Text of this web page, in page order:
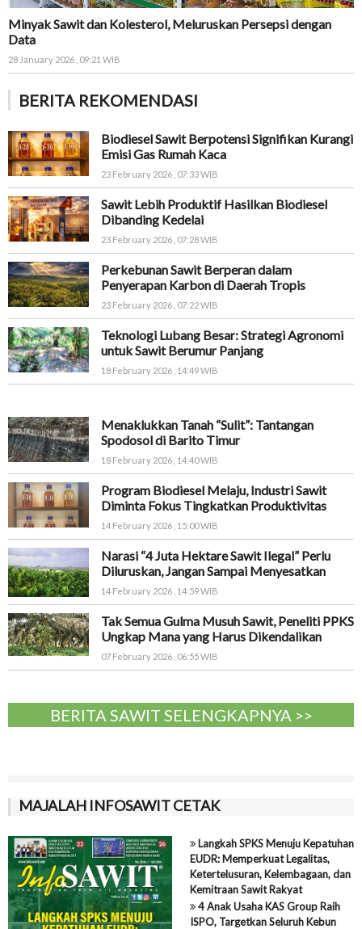
Minyak Sawit dan Kolesterol, Meluruskan Persepsi dengan
Data
28 January 2026 , 09:21 WIB
BERITA REKOMENDASI
Biodiesel Sawit Berpotensi Signifikan Kurangi
Emisi Gas Rumah Kaca
23 February 2026 , 07:33 WIB
Sawit Lebih Produktif Hasilkan Biodiesel
Dibanding Kedelai
23 February 2026 , 07:28 WIB
Perkebunan Sawit Berperan dalam
Penyerapan Karbon di Daerah Tropis
23 February 2026 , 07:22 WIB
Teknologi Lubang Besar: Strategi Agronomi
untuk Sawit Berumur Panjang
18 February 2026 , 14:49 WIB
Menaklukkan Tanah “Sulit”: Tantangan
Spodosol di Barito Timur
18 February 2026 , 14:40 WIB
Program Biodiesel Melaju, Industri Sawit
Diminta Fokus Tingkatkan Produktivitas
14 February 2026 , 15:00 WIB
Narasi “4 Juta Hektare Sawit Ilegal” Perlu
Diluruskan, Jangan Sampai Menyesatkan
14 February 2026 , 14:59 WIB
Tak Semua Gulma Musuh Sawit, Peneliti PPKS
Ungkap Mana yang Harus Dikendalikan
07 February 2026 , 06:55 WIB
BERITA SAWIT SELENGKAPNYA >>
MAJALAH INFOSAWIT CETAK
Langkah SPKS Menuju Kepatuhan
EUDR: Memperkuat Legalitas,
Ketertelusuran, Kelembagaan, dan
Kemitraan Sawit Rakyat
4 Anak Usaha KAS Group Raih
ISPO, Targetkan Seluruh Kebun